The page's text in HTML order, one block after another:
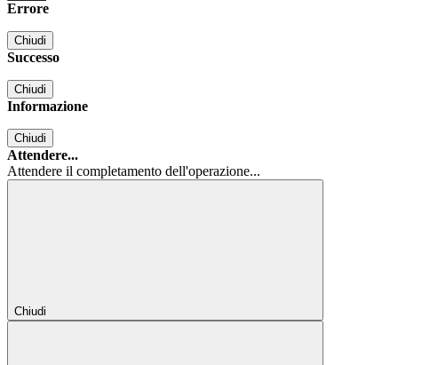
Errore
Chiudi
Successo
Chiudi
Informazione
Chiudi
Attendere...
Attendere il completamento dell'operazione...
Chiudi